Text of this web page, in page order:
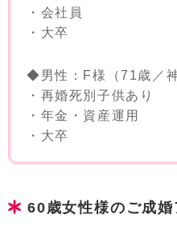
・会社員
・大卒
◆男性：F様（71歳／
・再婚死別子供あり
・年金・資産運用
・大卒
60歳女性様のご成婚